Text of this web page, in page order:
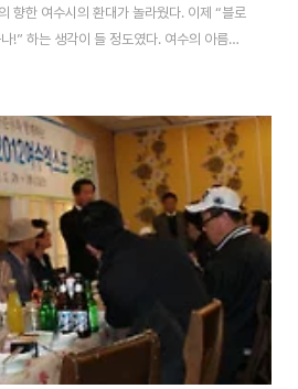
향한 여수시의 환대가 놀라웠다. 이제 “블로
!” 하는 생각이 들 정도였다. 여수의 아름다
에 남았다. 하지만 나는 행사에 참여했던 사
... 참석한 블로거분들 중에 부부 블로거분들
인상 깊었던 분은 커피믹스님. 시사블로거 거
분들도 3,4쌍 있었으나 사이좋게 지내는 중
지 못한 아쉬움이 있다. 일단 제일 가까운 거